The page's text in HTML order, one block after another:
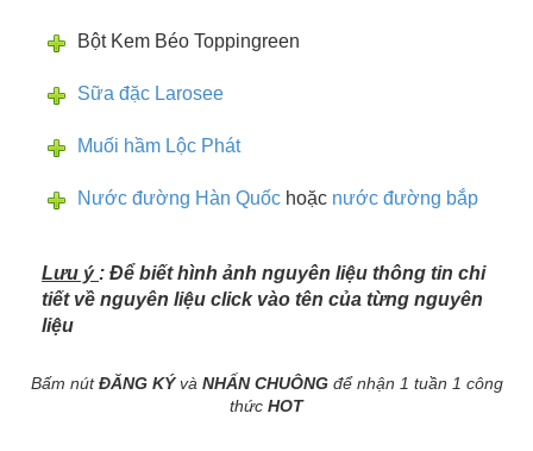
Bột Kem Béo Toppingreen
Sữa đặc Larosee
Muối hầm Lộc Phát
Nước đường Hàn Quốc hoặc nước đường bắp
Lưu ý : Để biết hình ảnh nguyên liệu thông tin chi
tiết về nguyên liệu click vào tên của từng nguyên
liệu
Bấm nútĐĂNG KÝvà NHẤN CHUÔNG để nhận 1 tuần 1 công
thức HOT